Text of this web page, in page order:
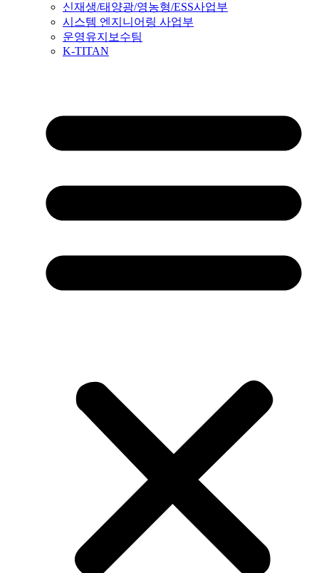
신재생/태양광/영농형/ESS사업부
시스템 엔지니어링 사업부
운영유지보수팀
K-TITAN